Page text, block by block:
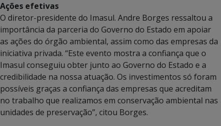
Ações efetivas
O diretor-presidente do Imasul. Andre Borges ressaltou a
importância da parceria do Governo do Estado em apoiar
as ações do órgão ambiental, assim como das empresas da
iniciativa privada. “Este evento mostra a confiança que o
Imasul conseguiu obter junto ao Governo do Estado e a
credibilidade na nossa atuação. Os investimentos só foram
possíveis graças a confiança das empresas que acreditam
no trabalho que realizamos em conservação ambiental nas
unidades de preservação”, citou Borges.